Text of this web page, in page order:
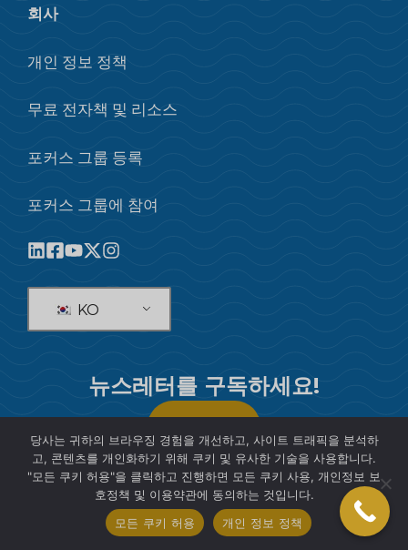
회사
개인 정보 정책
무료 전자책 및 리소스
포커스 그룹 등록
포커스 그룹에 참여
KO
뉴스레터를 구독하세요!
© 2026 SIS International Market Research
당사는 귀하의 브라우징 경험을 개선하고, 사이트 트래픽을 분석하
고, 콘텐츠를 개인화하기 위해 쿠키 및 유사한 기술을 사용합니다.
"모든 쿠키 허용"을 클릭하고 진행하면 모든 쿠키 사용, 개인정보 보
호정책 및 이용약관에 동의하는 것입니다.
모든 쿠키 허용
개인 정보 정책